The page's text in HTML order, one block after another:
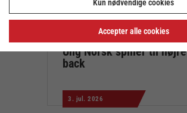
Ung Norsk spiller til højre
back
3. jul. 2026
Kun nødvendige cookies
Accepter alle cookies